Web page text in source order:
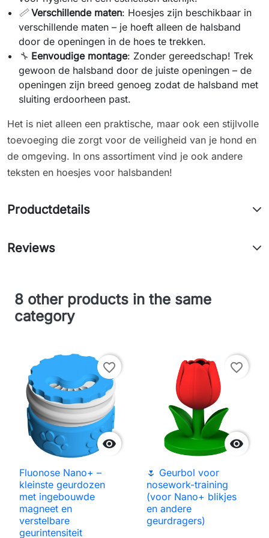
📏 Verschillende maten: Hoesjes zijn beschikbaar in
verschillende maten – je hoeft alleen de halsband
door de openingen in de hoes te trekken.
🔧 Eenvoudige montage: Zonder gereedschap! Trek
gewoon de halsband door de juiste openingen – de
openingen zijn breed genoeg zodat de halsband met
sluiting erdoorheen past.
Het is niet alleen een praktische, maar ook een stijlvolle
toevoeging die zorgt voor de veiligheid van je hond en
de omgeving. In ons assortiment vind je ook andere
teksten en hoesjes voor halsbanden!
Productdetails
Reviews
8 other products in the same
category

favorite_border
Fluonose Nano+ –
kleinste geurdozen
met ingebouwde
magneet en
verstelbare
geurintensiteit

favorite_border
🌷 Geurbol voor
nosework-training
(voor Nano+ blikjes
en andere
geurdragers)